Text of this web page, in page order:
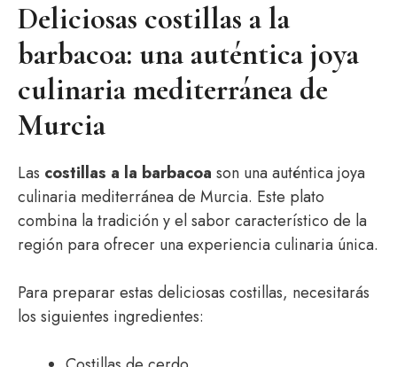
Deliciosas costillas a la
barbacoa: una auténtica joya
culinaria mediterránea de
Murcia
Las costillas a la barbacoa son una auténtica joya
culinaria mediterránea de Murcia. Este plato
combina la tradición y el sabor característico de la
región para ofrecer una experiencia culinaria única.
Para preparar estas deliciosas costillas, necesitarás
los siguientes ingredientes: